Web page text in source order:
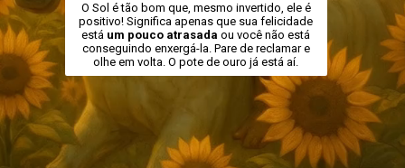
O Sol é tão bom que, mesmo invertido, ele é
positivo! Significa apenas que sua felicidade
está um pouco atrasada ou você não está
conseguindo enxergá-la. Pare de reclamar e
olhe em volta. O pote de ouro já está aí.